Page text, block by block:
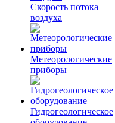
Скорость потока
воздуха
Метеорологические
приборы
Гидрогеологическое